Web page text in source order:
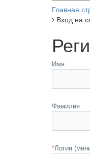
Главная
Вход на
Имя
Фамилия
*Логин